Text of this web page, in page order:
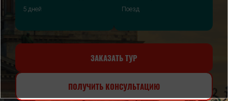
5 дней
Поезд
ЗАКАЗАТЬ ТУР
ПОЛУЧИТЬ КОНСУЛЬТАЦИЮ